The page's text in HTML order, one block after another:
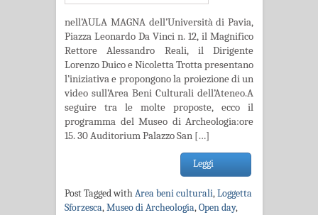
nell’AULA MAGNA dell’Università di Pavia,
Piazza Leonardo Da Vinci n. 12, il Magnifico
Rettore Alessandro Reali, il Dirigente
Lorenzo Duico e Nicoletta Trotta presentano
l’iniziativa e propongono la proiezione di un
video sull’Area Beni Culturali dell’Ateneo.A
seguire tra le molte proposte, ecco il
programma del Museo di Archeologia:ore
15. 30 Auditorium Palazzo San […]
Leggi
Post Tagged withArea beni culturali,Loggetta
Sforzesca,Museo di Archeologia,Open day,